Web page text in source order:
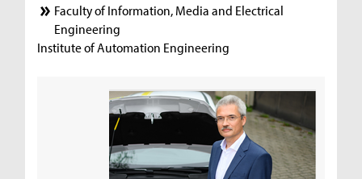
Faculty of Information, Media and Electrical
Engineering
Institute of Automation Engineering